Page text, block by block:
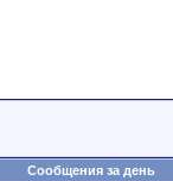
Сообщения за день